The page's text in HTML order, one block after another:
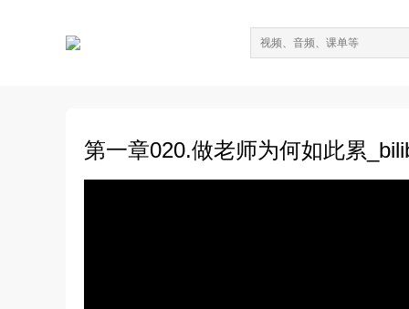
第一章020.做老师为何如此累